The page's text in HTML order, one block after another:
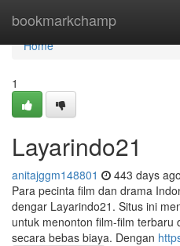
bookmarkchamp
Home
Home
1
Layarindo21
anitajggm148801 443 days ago
Para pecinta film dan drama
dengar Layarindo21. Situs ini
untuk menonton film-film terbaru
secara bebas biaya. Dengan